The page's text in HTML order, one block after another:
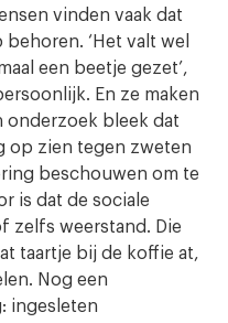
vinden vaak dat
‘Het valt wel
een beetje gezet’,
En ze maken
onderzoek bleek dat
op zien tegen zweten
beschouwen om te
is dat de sociale
zelfs weerstand. Die
taartje bij de koffie at,
Nog een
ingesleten